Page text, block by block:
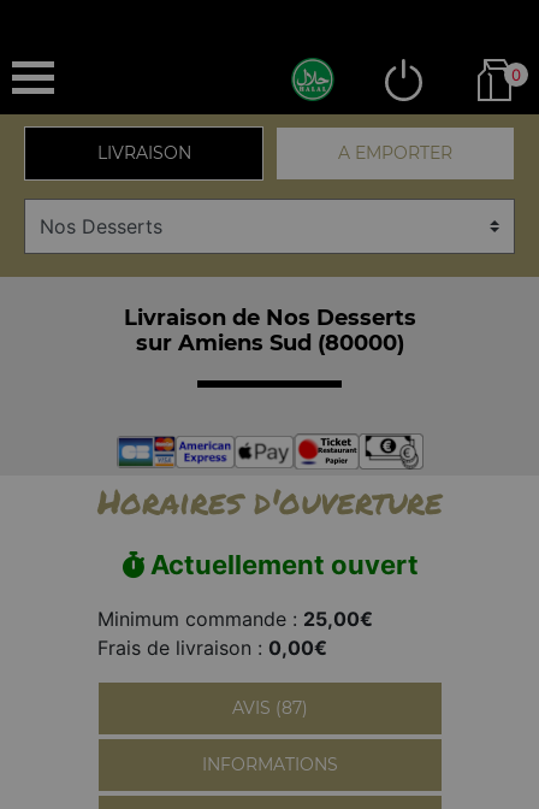
0
LIVRAISON A EMPORTER
Livraison de Nos Desserts
sur Amiens Sud (80000)
Horaires d'ouverture
Actuellement ouvert
Minimum commande : 25,00€
Frais de livraison : 0,00€
AVIS (87)
INFORMATIONS